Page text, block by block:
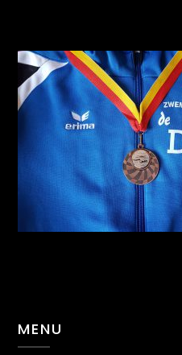
MENU